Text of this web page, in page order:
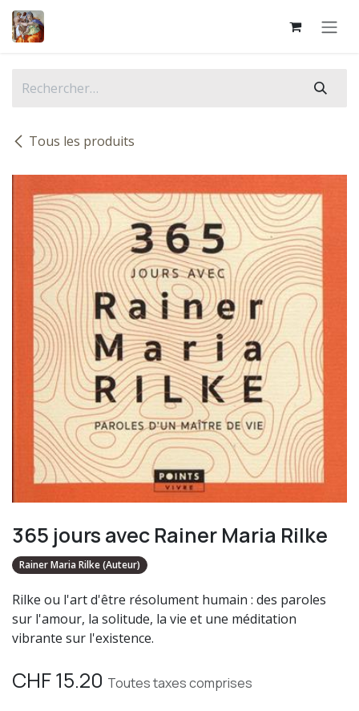
Se rendre au contenu
Tous les produits
365 jours avec Rainer Maria Rilke
Rainer Maria Rilke (Auteur)
Rilke ou l'art d'être résolument humain : des paroles
sur l'amour, la solitude, la vie et une méditation
vibrante sur l'existence.
CHF15.20 Toutes taxes comprises